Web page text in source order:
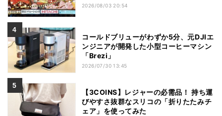
2026/08/03 20:54
コールドブリューがわずか5分、元DJIエ
ンジニアが開発した小型コーヒーマシン
「Brezi」
2026/07/30 13:45
【3COINS】レジャーの必需品！ 持ち運
びやすさ抜群なスリコの「折りたたみチ
ェア」を使ってみた